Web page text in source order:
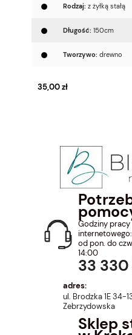
Rodzaj: z żyłką stałą
Długość: 150cm
Tworzywo: drewno
35,00 zł
Godziny
internetowego:
od pon. do
14:00
33
adres:
ul. Brodzka 1E 34-
Zebrzydowska
Sklep